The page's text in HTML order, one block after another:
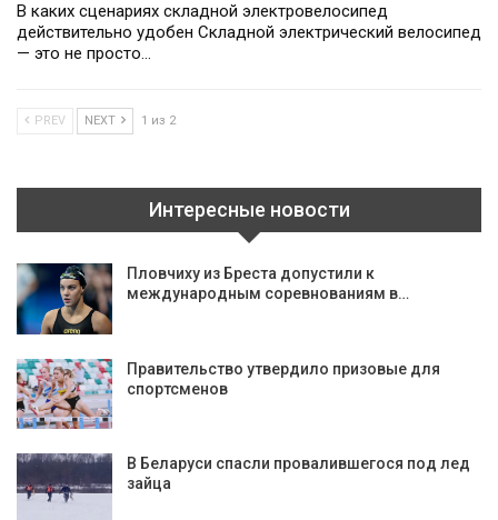
В каких сценариях складной электровелосипед
действительно удобен Складной электрический велосипед
— это не просто…
PREV NEXT 1 из 2
Интересные новости
Пловчиху из Бреста допустили к
международным соревнованиям в…
Правительство утвердило призовые для
спортсменов
В Беларуси спасли провалившегося под лед
зайца